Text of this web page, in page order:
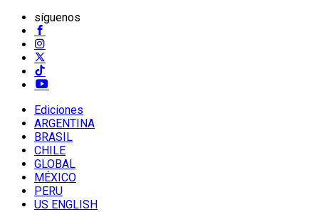
síguenos
Ediciones
ARGENTINA
BRASIL
CHILE
GLOBAL
MÉXICO
PERU
US ENGLISH